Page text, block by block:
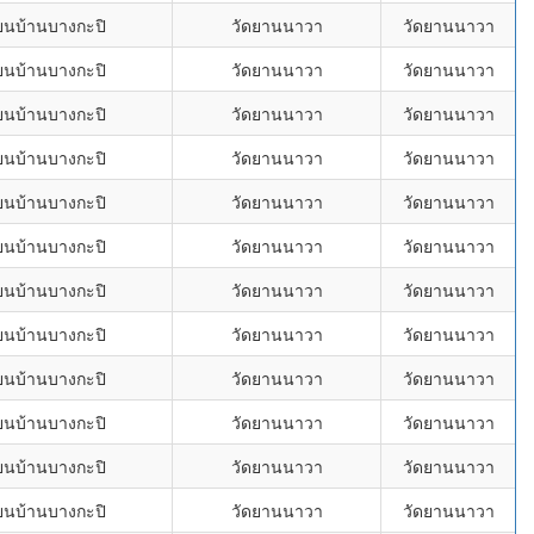
นบ้านบางกะปิ วัดยานนาวา
วัดยานนาวา
นบ้านบางกะปิ
วัดยานนาวา
วัดยานนาวา
นบ้านบางกะปิ
วัดยานนาวา
วัดยานนาวา
นบ้านบางกะปิ
วัดยานนาวา
วัดยานนาวา
นบ้านบางกะปิ
วัดยานนาวา
วัดยานนาวา
นบ้านบางกะปิ
วัดยานนาวา
วัดยานนาวา
นบ้านบางกะปิ
วัดยานนาวา
วัดยานนาวา
นบ้านบางกะปิ
วัดยานนาวา
วัดยานนาวา
นบ้านบางกะปิ
วัดยานนาวา
วัดยานนาวา
นบ้านบางกะปิ
วัดยานนาวา
วัดยานนาวา
นบ้านบางกะปิ
วัดยานนาวา
วัดยานนาวา
นบ้านบางกะปิ
วัดยานนาวา วัดยานนาวา